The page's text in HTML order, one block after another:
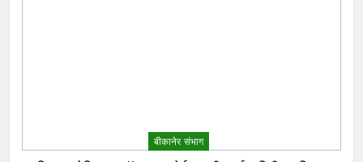
बीकानेर संभाग